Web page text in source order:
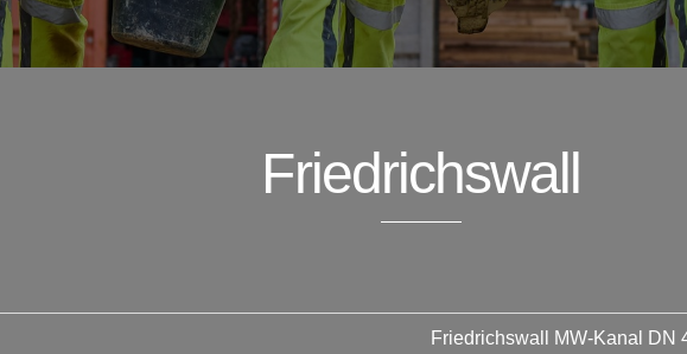
Friedrichswall
Friedrichswall MW-Kanal DN